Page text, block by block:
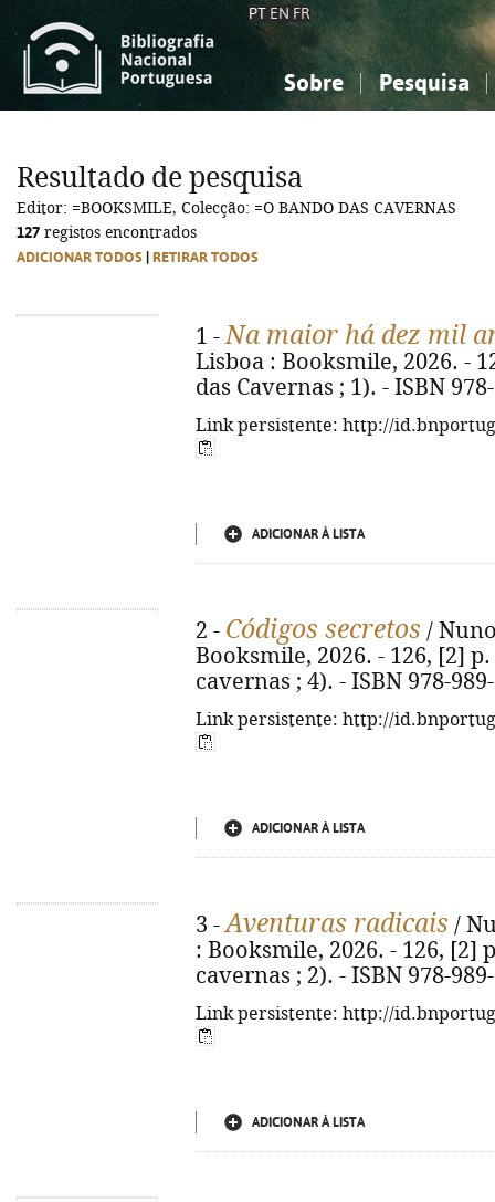
PT EN FR
Sobre Pesquisa
Ciências sociais...
Ciências sociais...
Resultado de pesquisa
Editor: =BOOKSMILE, Colecção: =O BANDO DAS CAVERNAS
127 registos encontrados
ADICIONAR TODOS RETIRAR TODOS
1 -Na maior há dez mil
Lisboa : Booksmile, 2026. -
das Cavernas ; 1). - ISBN
Link persistente: http://
ADICIONAR À LISTA
2 - Códigos secretos /
Booksmile, 2026. - 126, [2]
cavernas ; 4). - ISBN 978-
Link persistente: http://
ADICIONAR À LISTA
3 -Aventuras radicais /
: Booksmile, 2026. - 126, [2]
cavernas ; 2). - ISBN 978-
Link persistente: http://
ADICIONAR À LISTA